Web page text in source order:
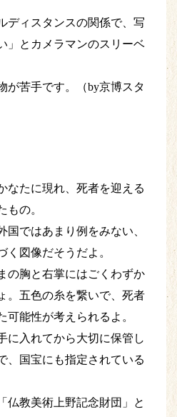
ディスタンスの関係で、写
」とカメラマンのスリーベ
が苦手です。（by京博スタ
なたに現れ、死者を迎える
もの。
国ではあまり例をみない、
く図像だそうだよ。
の胸と右掌にはごくわずか
。五色の糸を繋いで、死者
可能性が考えられるよ。
に入れてから大切に保管し
、国宝にも指定されている
仏教美術上野記念財団」と